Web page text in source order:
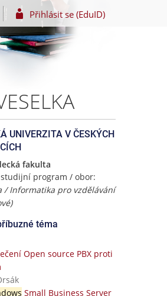
Přihlásit se (EduID)
UNIVERZITA V ČESKÝCH
fakulta
studijní program / obor:
/ Informatika pro vzdělávání
téma
Open source PBX proti
Small Business Server